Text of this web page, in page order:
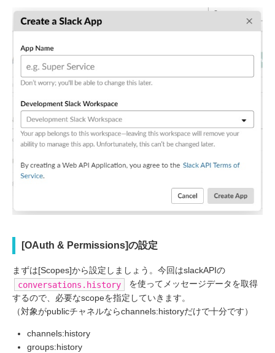
[OAuth & Permissions]の設定
まずは[Scopes]から設定しましょう。今回はslackAPIの
conversations.history
を使ってメッセージデータを取得
するので、必要なscopeを指定していきます。
（対象がpublicチャネルならchannels:historyだけで十分です）
channels:history
groups:history